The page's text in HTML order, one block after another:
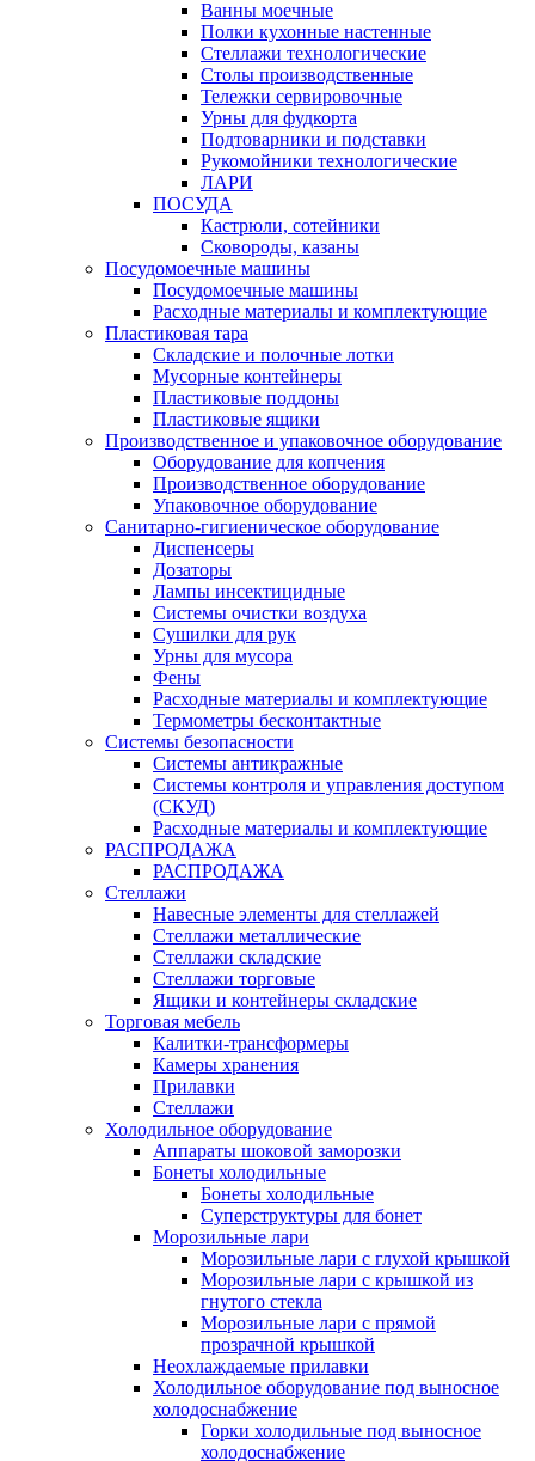
Ванны моечные
Полки кухонные настенные
Стеллажи технологические
Столы производственные
Тележки сервировочные
Урны для фудкорта
Подтоварники и подставки
Рукомойники технологические
ЛАРИ
ПОСУДА
Кастрюли, сотейники
Сковороды, казаны
Посудомоечные машины
Посудомоечные машины
Расходные материалы и комплектующие
Пластиковая тара
Складские и полочные лотки
Мусорные контейнеры
Пластиковые поддоны
Пластиковые ящики
Производственное и упаковочное оборудование
Оборудование для копчения
Производственное оборудование
Упаковочное оборудование
Санитарно-гигиеническое оборудование
Диспенсеры
Дозаторы
Лампы инсектицидные
Системы очистки воздуха
Сушилки для рук
Урны для мусора
Фены
Расходные материалы и комплектующие
Термометры бесконтактные
Системы безопасности
Системы антикражные
Системы контроля и управления доступом
(СКУД)
Расходные материалы и комплектующие
РАСПРОДАЖА
РАСПРОДАЖА
Стеллажи
Навесные элементы для стеллажей
Стеллажи металлические
Стеллажи складские
Стеллажи торговые
Ящики и контейнеры складские
Торговая мебель
Калитки-трансформеры
Камеры хранения
Прилавки
Стеллажи
Холодильное оборудование
Аппараты шоковой заморозки
Бонеты холодильные
Бонеты холодильные
Суперструктуры для бонет
Морозильные лари
Морозильные лари с глухой крышкой
Морозильные лари с крышкой из
гнутого стекла
Морозильные лари с прямой
прозрачной крышкой
Неохлаждаемые прилавки
Холодильное оборудование под выносное
холодоснабжение
Горки холодильные под выносное
холодоснабжение